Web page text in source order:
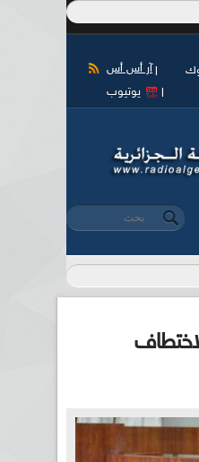
آر أس أس
يوتيوب
استمارة البحث
‏بحث ‏